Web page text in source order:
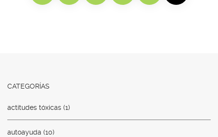
CATEGORÍAS
actitudes tóxicas (1)
autoayuda (10)